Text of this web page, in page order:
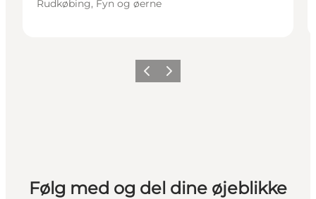
Rudkøbing, Fyn og øerne
ForrigeNæste
Følg med og del dine øjeblikke